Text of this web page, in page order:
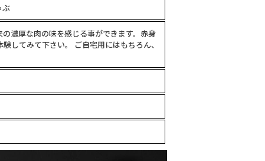
ぶ
濃厚な肉の味を感じる事ができます。赤身
してみて下さい。 ご自宅用にはもちろん、